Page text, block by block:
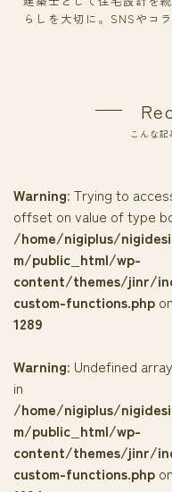
らしを大切に。SNSやコ
こんな
Warning: Trying to
offset on value of type
/home/nigiplus/
m/public_html/wp-
content/themes/jinr/
custom-functions.php
1289
Warning: Undefined
in
/home/nigiplus/
m/public_html/wp-
content/themes/jinr/
custom-functions.php